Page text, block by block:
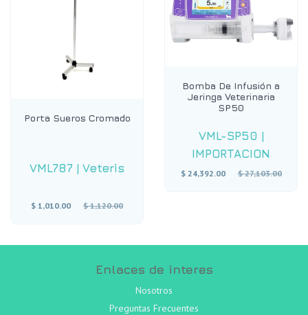
Porta Sueros Cromado
VML787 | Veteris
$ 1,010.00
Precio
$ 1,120.00
Bomba De Infusión a
Jeringa Veterinaria
SP50
VML-SP50 |
IMPORTACION
$ 24,392.00
Precio
$ 27,103.00
Enlaces de interes
Nosotros
Preguntas Frecuentes